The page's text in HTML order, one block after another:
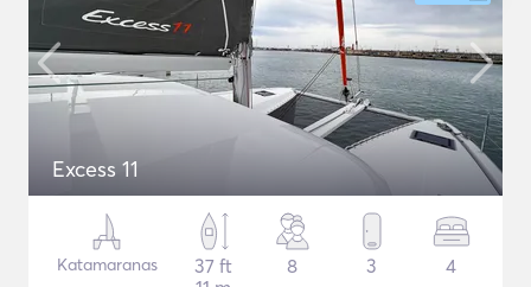
Excess 11
Katamaranas
37 ft
8 3 4